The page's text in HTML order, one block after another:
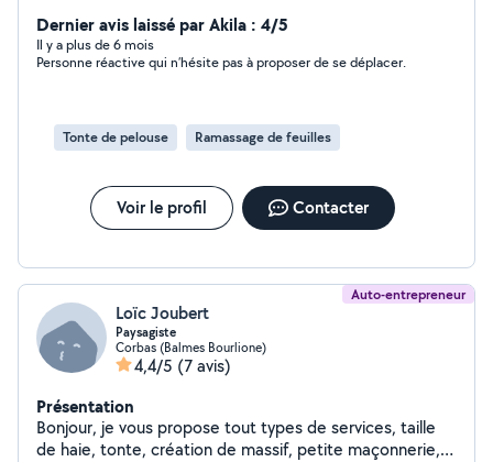
besoins. - Tonte de votre pelouse - Taille de vos haies
dans le respect des saisons - Entretien quotidien ou
ponctuel - Divers travaux de jardinage Désherbage,
vos déchets
Dernier avis laissé par Akila : 4/5
Il y a plus de 6 mois
Personne réactive qui n’hésite pas à proposer de se déplacer.
Tonte de pelouse Ramassage de feuilles
Voir le profil Contacter
Auto-entrepreneur
Loïc Joubert
Paysagiste
Corbas (Balmes Bourlione)
4,4/5 (7 avis)
Présentation
Bonjour, je vous propose tout types de services, taille
de haie, tonte, création de massif, petite maçonnerie,